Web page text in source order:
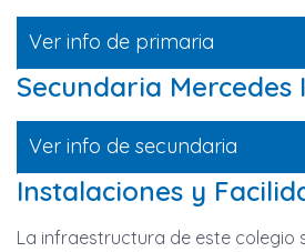
Ver info de primaria
Secundaria Mercedes
Ver info de secundaria
Instalaciones y
La infraestructura de este colegio